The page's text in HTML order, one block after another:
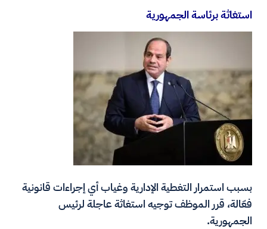
استغاثة برئاسة الجمهورية
بسبب استمرار التغطية الإدارية وغياب أي إجراءات قانونية
فعّالة، قرر الموظف توجيه استغاثة عاجلة لرئيس
الجمهورية.